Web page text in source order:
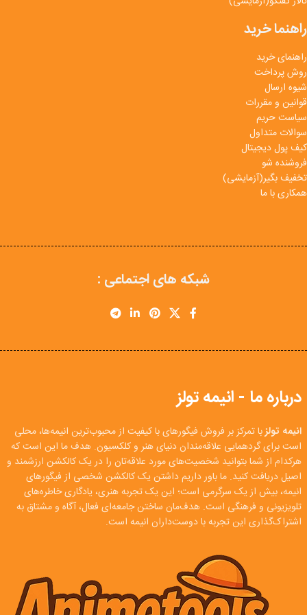
راهنما خرید
راهنمای خرید
روش پرداخت
شیوه ارسال
قوانین و مقررات
سیاست حریم
سوالات متداول
کیف پول دیجیتال
فروشنده شو
تخفیف بگیر(آزمایشی)
همکاری با ما
شبکه های اجتماعی :
درباره ما - انیمه تولز
انیمه تولزبا تمرکز بر فروش فیگورهای با کیفیت از محبوب‌ترین انیمه‌ها، محلی
است برای گردهمایی علاقه‌مندان دنیای هنر و کلکسیون. هدف ما این است که
هرکدام از شما بتوانید شخصیت‌های مورد علاقه‌تان را در یک کالکشن ارزشمند و
اصیل دریافت کنید. ما باور داریم داشتن یک کالکشن شخصی از فیگورهای
انیمه، بیش از یک سرگرمی است؛ این یک تجربه هنری، یادگاری خاطره‌های
تلویزیونی و فرهنگی است. هدف‌مان ساختن جامعه‌ای فعال، آگاه و مشتاق به
اشتراک‌گذاری این تجربه با دوست‌داران انیمه است.